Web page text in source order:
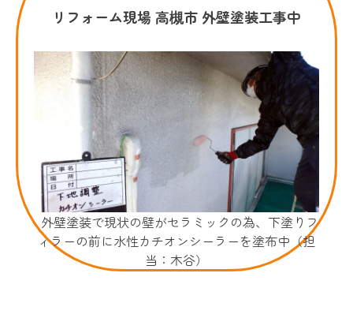
リフォーム現場 高槻市 外壁塗装工事中
外壁塗装で現状の壁がセラミックの為、下塗りフ
ィラーの前に水性カチオンシーラーを塗布中（担
当：木谷）